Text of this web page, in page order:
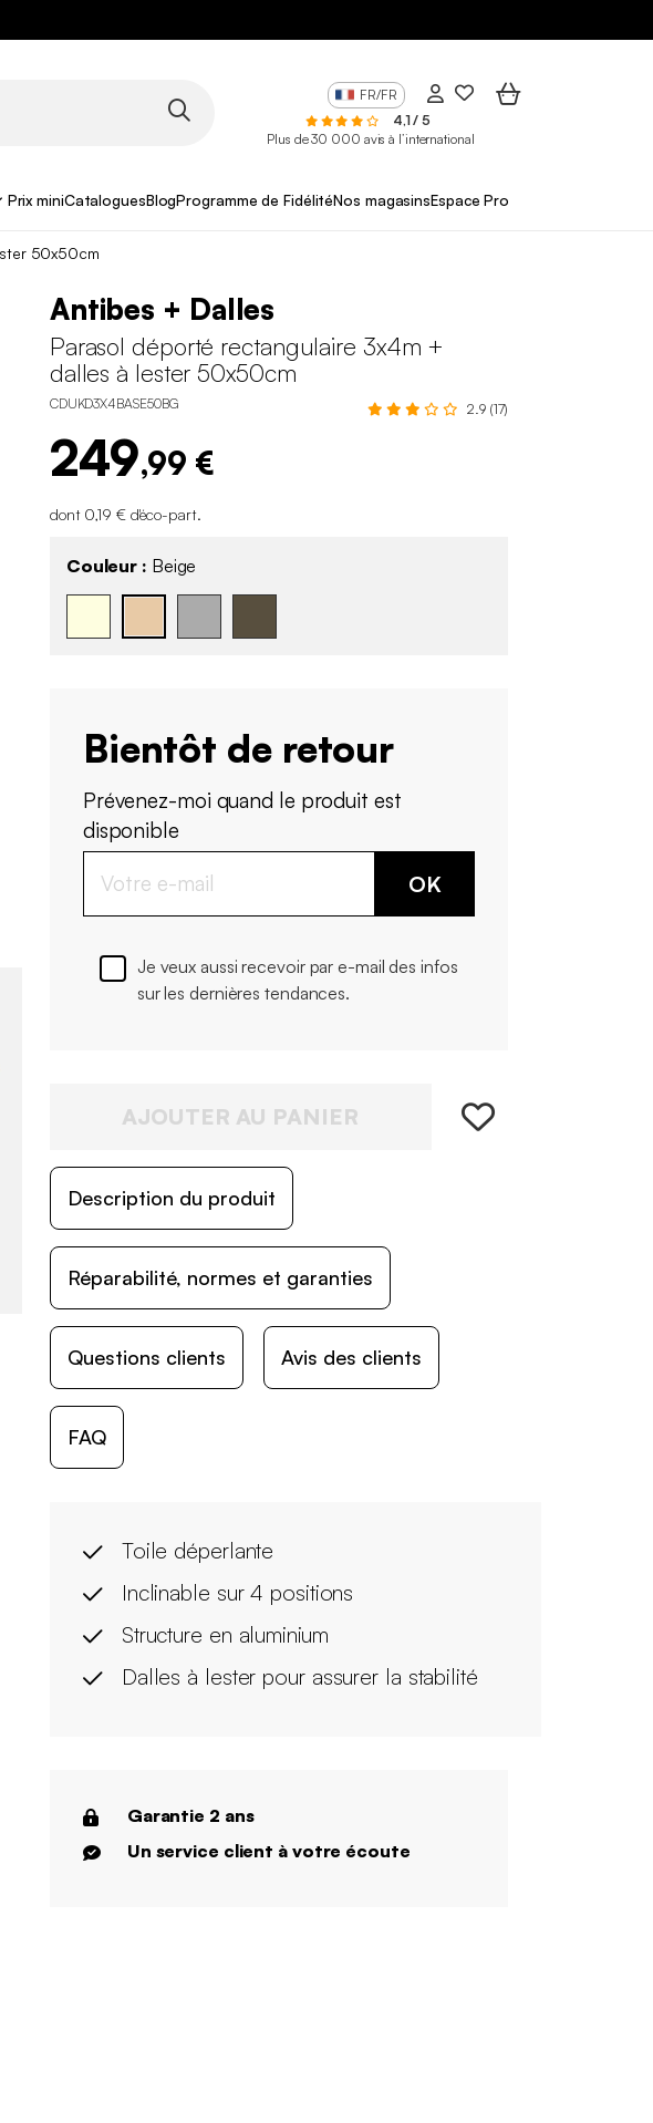
FR/FR
4,1 / 5
Plus de 30 000 avis à l’international
Prix miniCataloguesBlogProgramme de FidélitéNos magasinsEspace Pro
50x50cm
Antibes + Dalles
Parasol déporté rectangulaire 3x4m +
dalles à lester 50x50cm
CDUKD3X4BASE50BG 2.9 (17)
249,99 €
dont 0,19 € d'éco-part.
Couleur : Beige
Bientôt de retour
Prévenez-moi quand le produit est
disponible
OK
Je veux aussi recevoir par e-mail des infos
sur les dernières tendances.
AJOUTER AU PANIER
Description du produit
Réparabilité, normes et garanties
Questions clients Avis des clients
FAQ
Toile déperlante
Inclinable sur 4 positions
Structure en aluminium
Dalles à lester pour assurer la stabilité
Garantie 2 ans
Un service client à votre écoute